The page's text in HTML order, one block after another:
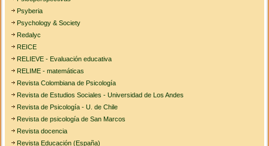
Psyberia
Psychology & Society
Redalyc
REICE
RELIEVE - Evaluación educativa
RELIME - matemáticas
Revista Colombiana de Psicología
Revista de Estudios Sociales - Universidad de Los Andes
Revista de Psicología - U. de Chile
Revista de psicología de San Marcos
Revista docencia
Revista Educación (España)